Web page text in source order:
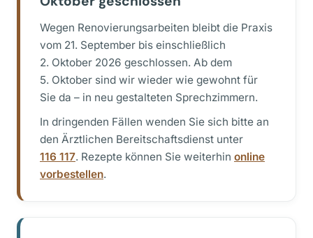
Wegen Renovierungsarbeiten bleibt die Praxis
vom 21. September bis einschließlich
2. Oktober 2026 geschlossen. Ab dem
5. Oktober sind wir wieder wie gewohnt für
Sie da – in neu gestalteten Sprechzimmern.
In dringenden Fällen wenden Sie sich bitte an
den Ärztlichen Bereitschaftsdienst unter
116 117. Rezepte können Sie weiterhin online
vorbestellen.